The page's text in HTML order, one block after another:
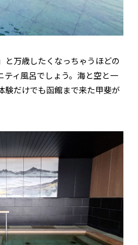
と万歳したくなっちゃうほどの
ティ風呂でしょう。海と空と一
験だけでも函館まで来た甲斐が